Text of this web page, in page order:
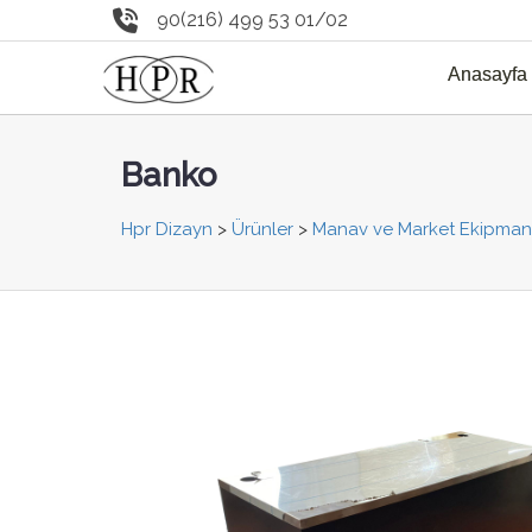
90(216) 499 53 01/02
Anasayfa
Banko
Hpr Dizayn > Ürünler > Manav ve Market